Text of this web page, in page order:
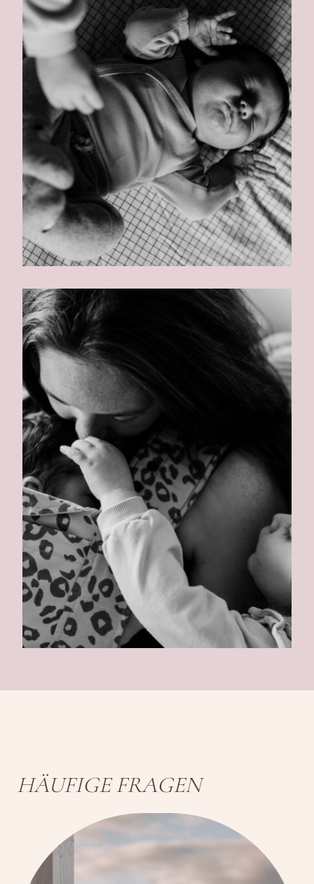
HÄUFIGE FRAGEN